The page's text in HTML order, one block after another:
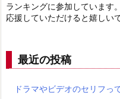
ランキングに参加しています。
応援していただけると嬉しいで
最近の投稿
ドラマやビデオのセリフっ